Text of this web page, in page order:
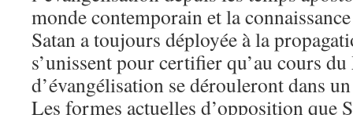
monde contemporain et la
Satan a toujours déployée à la
s’unissent pour certifier qu’au cours
d’évangélisation se dérouleront dans
Les formes actuelles d’opposition que